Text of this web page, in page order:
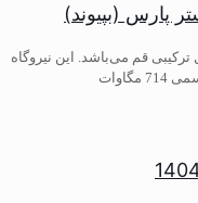
پارس (بپیوند)
قم می‌باشد. این نیروگاه